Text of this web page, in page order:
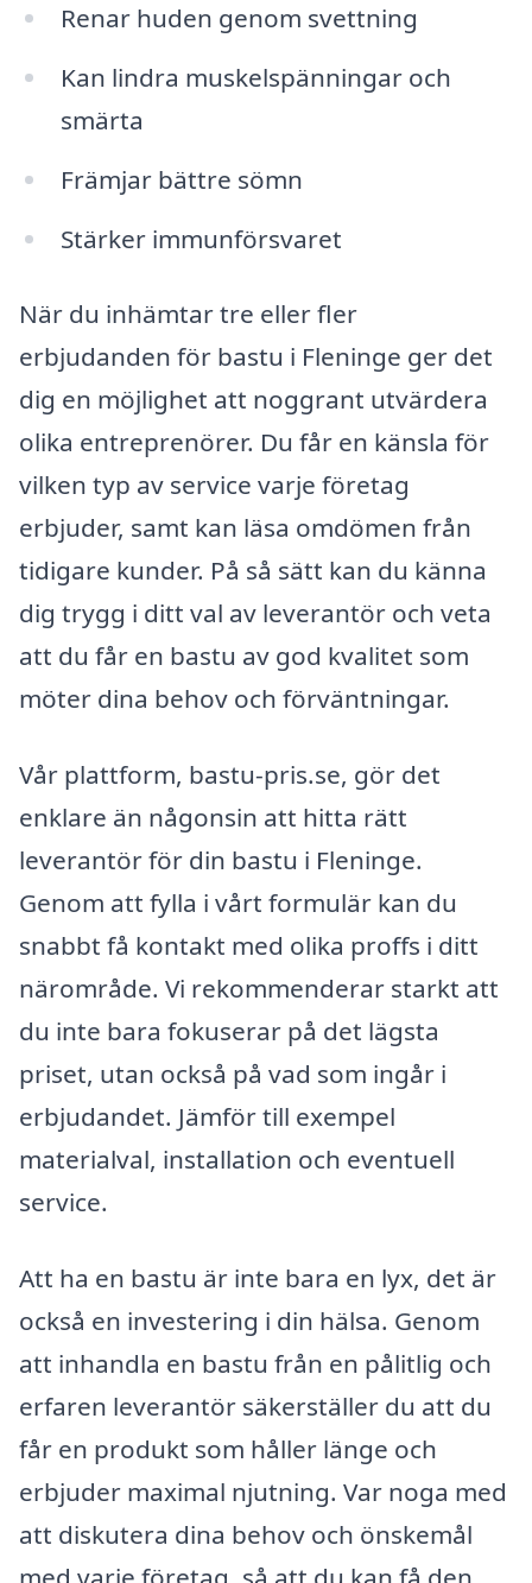
Renar huden genom svettning
Kan lindra muskelspänningar och
smärta
Främjar bättre sömn
Stärker immunförsvaret
När du inhämtar tre eller fler
erbjudanden för bastu i Fleninge ger det
dig en möjlighet att noggrant utvärdera
olika entreprenörer. Du får en känsla för
vilken typ av service varje företag
erbjuder, samt kan läsa omdömen från
tidigare kunder. På så sätt kan du känna
dig trygg i ditt val av leverantör och veta
att du får en bastu av god kvalitet som
möter dina behov och förväntningar.
Vår plattform, bastu-pris.se, gör det
enklare än någonsin att hitta rätt
leverantör för din bastu i Fleninge.
Genom att fylla i vårt formulär kan du
snabbt få kontakt med olika proffs i ditt
närområde. Vi rekommenderar starkt att
du inte bara fokuserar på det lägsta
priset, utan också på vad som ingår i
erbjudandet. Jämför till exempel
materialval, installation och eventuell
service.
Att ha en bastu är inte bara en lyx, det är
också en investering i din hälsa. Genom
att inhandla en bastu från en pålitlig och
erfaren leverantör säkerställer du att du
får en produkt som håller länge och
erbjuder maximal njutning. Var noga med
att diskutera dina behov och önskemål